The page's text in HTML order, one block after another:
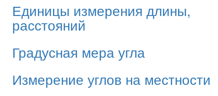
Единицы измерения длины,
расстояний
Градусная мера угла
Измерение углов на местности